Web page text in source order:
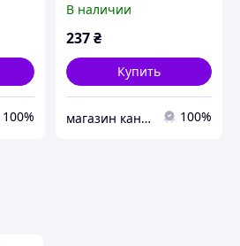
100%
В наличии
237₴
Купить
магазин канцтоварів "Журналіст" 100%